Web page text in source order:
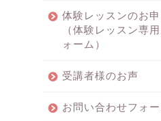
体験レッスンのお
（体験レッスン専
ォーム）
受講者様のお声
お問い合わせフォ